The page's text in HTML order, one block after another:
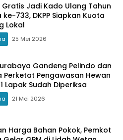
Gratis Jadi Kado Ulang Tahun
733, DKPP Siapkan Kuota
Lokal
25 Mei 2026
Gandeng Pelindo dan
Perketat Pengawasan Hewan
Lapak Sudah Diperiksa
21 Mei 2026
Harga Bahan Pokok, Pemkot